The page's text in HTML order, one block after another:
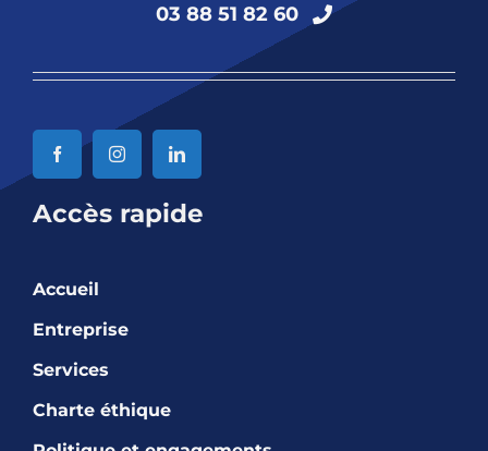
03 88 51 82 60
Accès rapide
Accueil
Entreprise
Services
Charte éthique